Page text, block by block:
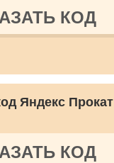
КОД
Яндекс Прокат
КОД